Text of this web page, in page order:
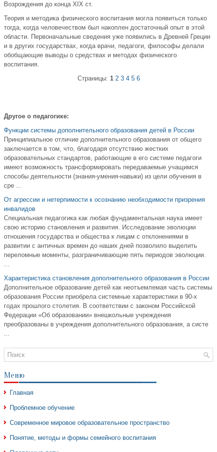
Возрождения до конца XIX ст.
Теория и методика физического воспитания могла появиться только
тогда, когда человечеством был накоплен достаточный опыт в этой
области. Первоначальные сведения уже появились в Древней Греции
и в других государствах, когда врачи, педагоги, философы делали
обобщающие выводы о средствах и методах физического
воспитания.
Страницы: 1 2 3 4 5 6
Другое о педагогике:
Функции системы дополнительного образования детей в России
Принципиальное отличие дополнительного образования от общего
заключается в том, что, благодаря отсутствию жестких
образовательных стандартов, работающие в его системе педагоги
имеют возможность трансформировать передаваемые учащимся
способы деятельности (знания-умения-навыки) из цели обучения в
сре ...
От агрессии и нетерпимости к осознанию необходимости призрения
инвалидов
Специальная педагогика как любая фундаментальная наука имеет
свою историю становления и развития. Исследование эволюции
отношения государства и общества к лицам с отклонениями в
развитии с античных времен до наших дней позволило выделить
переломные моменты, разграничивающие пять периодов эволюции.
...
Характеристика становления дополнительного образования в России
Дополнительное образование детей как неотъемлемая часть системы
образования России приобрела системные характеристики в 90-х
годах прошлого столетия. В соответствии с законом Российской
Федерации «Об образовании» внешкольные учреждения
преобразованы в учреждения дополнительного образования, а систе
...
Меню
Главная
Проблемное обучение
Современное мировое образовательное пространство
Понятие, методы и формы семейного воспитания